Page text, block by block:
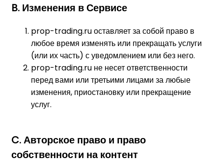
B. Изменения в Сервисе
prop-trading.ru оставляет за собой право в
любое время изменять или прекращать услуги
(или их часть) с уведомлением или без него.
prop-trading.ru не несет ответственности
перед вами или третьими лицами за любые
изменения, приостановку или прекращение
услуг.
C. Авторское право и право
собственности на контент